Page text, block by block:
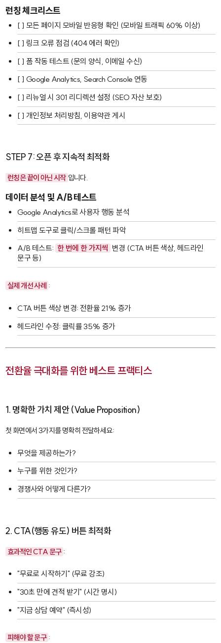
런칭 체크리스트
[ ] 모든 페이지 모바일 반응형 확인 (모바일 트래픽 60% 이상)
[ ] 링크 오류 점검 (404 에러 확인)
[ ] 폼 작동 테스트 (문의 양식, 이메일 수신)
[ ] Google Analytics, Search Console 연동
[ ] 리뉴얼 시 301 리디렉션 설정 (SEO 자산 보호)
[ ] 개인정보 처리방침, 이용약관 게시
STEP 7: 오픈 후 지속적 최적화
런칭은 끝이 아닌 시작 입니다.
데이터 분석 및 A/B 테스트
Google Analytics로 사용자 행동 분석
히트맵 도구로 클릭/스크롤 패턴 파악
A/B 테스트: 한 번에 한 가지씩 변경 (CTA 버튼 색상, 헤드라인
문구 등)
실제 개선 사례 :
CTA 버튼 색상 변경: 전환율 21% 증가
헤드라인 수정: 클릭률 35% 증가
전환율 극대화를 위한 베스트 프랙티스
1. 명확한 가치 제안 (Value Proposition)
첫 화면에서 3가지를 명확히 전달하세요:
무엇을 제공하는가?
누구를 위한 것인가?
경쟁사와 어떻게 다른가?
2. CTA(행동 유도) 버튼 최적화
효과적인 CTA 문구 :
"무료로 시작하기" (무료 강조)
"30초 만에 견적 받기" (시간 명시)
"지금 상담 예약" (즉시성)
피해야 할 문구 :